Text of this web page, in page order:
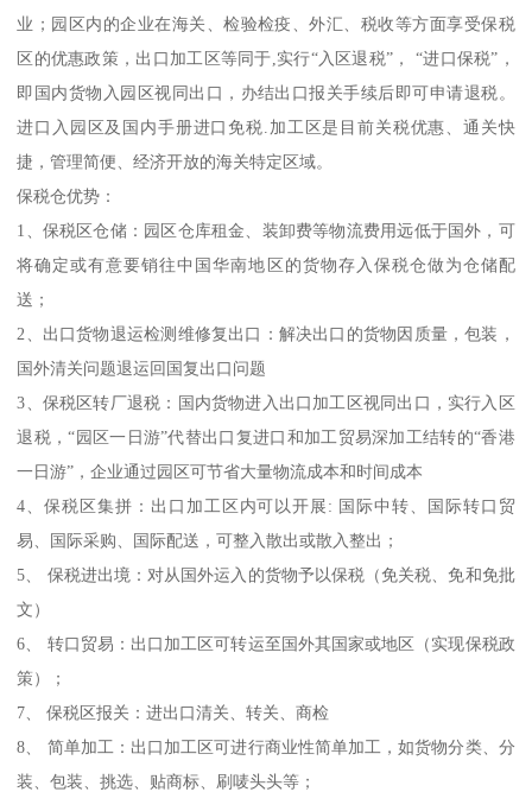
业；园区内的企业在海关、检验检疫、外汇、税收等方面享受保税
区的优惠政策，出口加工区等同于,实行“入区退税”， “进口保税”，
即国内货物入园区视同出口，办结出口报关手续后即可申请退税。
进口入园区及国内手册进口免税.加工区是目前关税优惠、通关快
捷，管理简便、经济开放的海关特定区域。
保税仓优势：
1、保税区仓储：园区仓库租金、装卸费等物流费用远低于国外，可
将确定或有意要销往中国华南地区的货物存入保税仓做为仓储配
送；
2、出口货物退运检测维修复出口：解决出口的货物因质量，包装，
国外清关问题退运回国复出口问题
3、保税区转厂退税：国内货物进入出口加工区视同出口，实行入区
退税，“园区一日游”代替出口复进口和加工贸易深加工结转的“香港
一日游”，企业通过园区可节省大量物流成本和时间成本
4、保税区集拼：出口加工区内可以开展: 国际中转、国际转口贸
易、国际采购、国际配送，可整入散出或散入整出；
5、 保税进出境：对从国外运入的货物予以保税（免关税、免和免批
文）
6、 转口贸易：出口加工区可转运至国外其国家或地区（实现保税政
策）；
7、 保税区报关：进出口清关、转关、商检
8、 简单加工：出口加工区可进行商业性简单加工，如货物分类、分
装、包装、挑选、贴商标、刷唛头头等；